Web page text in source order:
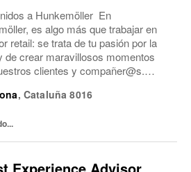
a Hunkemöller En
es algo más que trabajar en
retail: se trata de tu pasión por la
de crear maravillosos momentos
clientes y compañer@s.
en el que todos se sienten
, Cataluña 8016